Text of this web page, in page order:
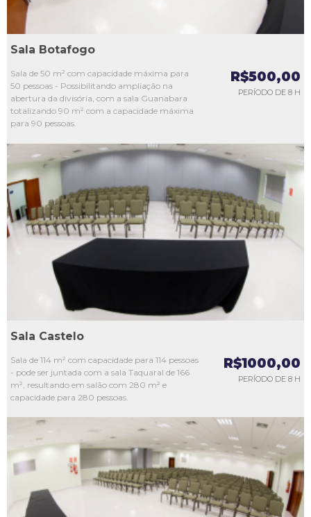
Sala Botafogo
Sala de 50 m² com capacidade máxima para
50 pessoas - Possibilitando ampliação na
abertura da divisória, com a sala Guanabara
totalizando 90 m² com a capacidade máxima
para 90 pessoas.
R$500,00
PERÍODO DE 8 H
L2
L3
L4
Sala Castelo
Sala de 114 m² com capacidade para 114 pessoas
- pode ser juntada com a sala Taquaral de 166
m², resultando em salão com 280 m² e
capacidade para 280 pessoas.
R$1000,00
PERÍODO DE 8 H
L3
L4